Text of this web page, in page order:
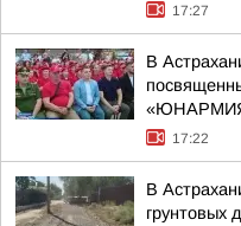
17:27
В
17:22
В
грунтовых